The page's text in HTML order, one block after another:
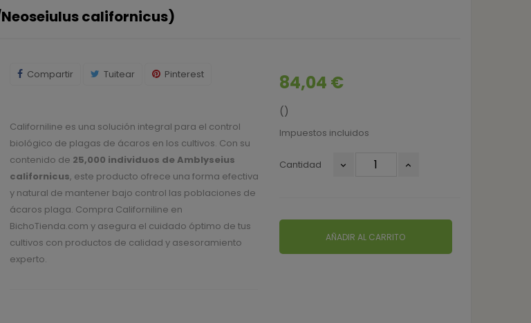
Neoseiulus californicus)
84,04 €
()
Impuestos incluidos
Cantidad
AÑADIR AL CARRITO
Compartir Tuitear Pinterest
Californiline es una solución integral para el control
biológico de plagas de ácaros en los cultivos. Con su
contenido de 25,000 individuos de Amblyseius
californicus, este producto ofrece una forma efectiva
y natural de mantener bajo control las poblaciones de
ácaros plaga. Compra Californiline en
BichoTienda.com y asegura el cuidado óptimo de tus
cultivos con productos de calidad y asesoramiento
experto.